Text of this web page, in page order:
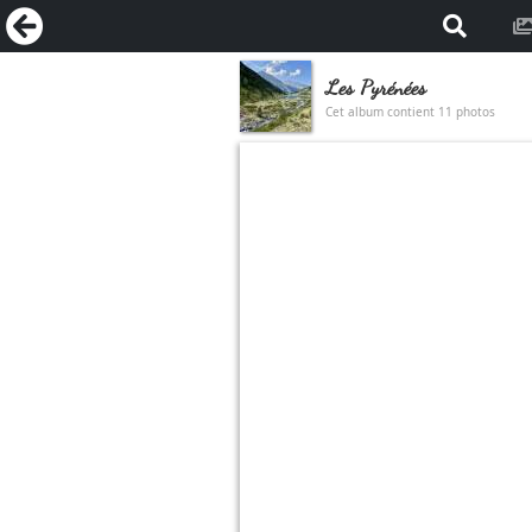
Les Pyrénées
Cet album contient 11 photos